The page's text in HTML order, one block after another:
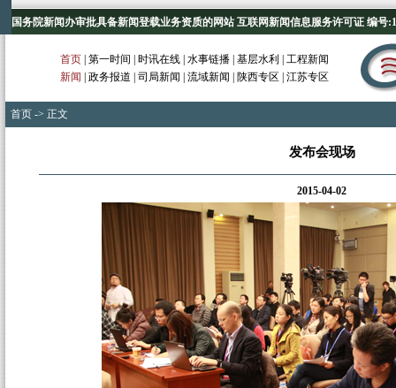
国务院新闻办审批具备新闻登载业务资质的网站 互联网新闻信息服务许可证 编号
首页 第一时间 时讯在线 水事链播 基层水利
工程新闻
新闻
政务报道 司局新闻 流域新闻 陕西专区 江苏专区
首页 -> 正文
发布会现场
2015-04-02